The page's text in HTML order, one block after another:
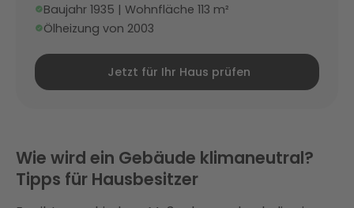
Baujahr 1935 | Wohnfläche 113 m²
Ölheizung von 2003
Jetzt für Ihr Haus prüfen
Wie wird ein Gebäude klimaneutral?
Tipps für Hausbesitzer